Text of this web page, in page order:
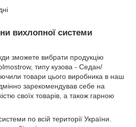
вихлопної системи
зможете вибрати продукцію
типу кузова - Седан/
товари цього виробника в наш
зарекомендував себе на
своїх товарів, а також гарною
по всій території України.